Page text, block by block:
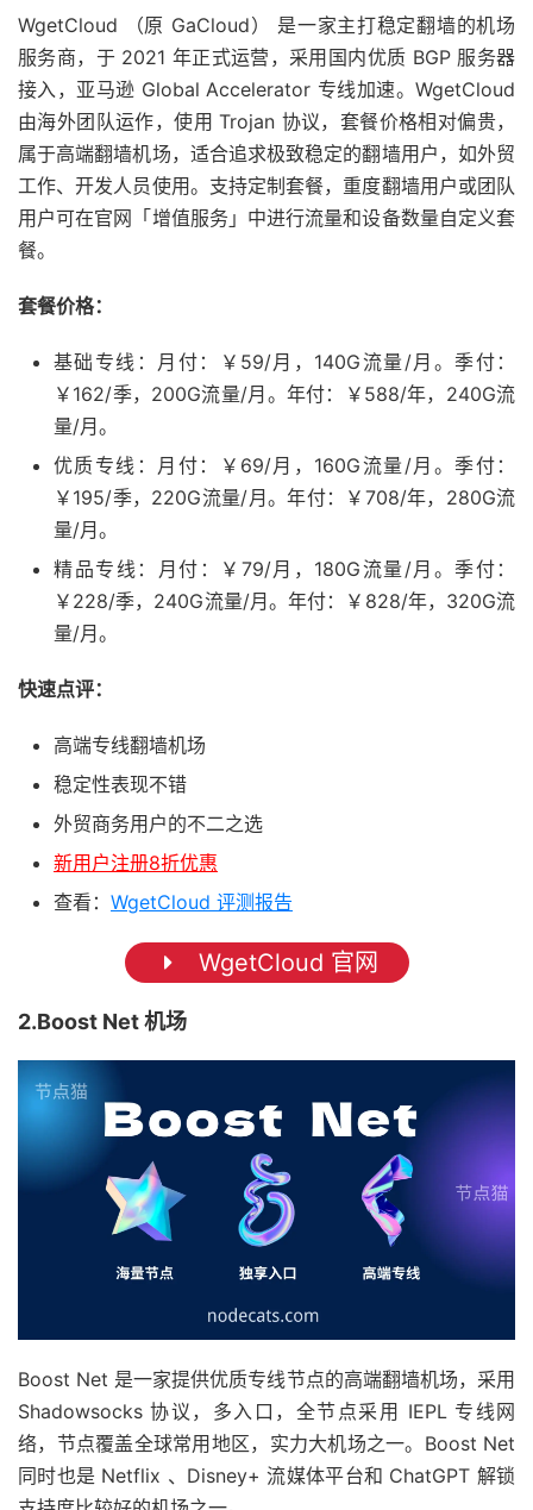
WgetCloud （原 GaCloud） 是一家主打稳定翻墙的机场
服务商，于 2021 年正式运营，采用国内优质 BGP 服务器
接入，亚马逊 Global Accelerator 专线加速。WgetCloud
由海外团队运作，使用 Trojan 协议，套餐价格相对偏贵，
属于高端翻墙机场，适合追求极致稳定的翻墙用户，如外贸
工作、开发人员使用。支持定制套餐，重度翻墙用户或团队
用户可在官网「增值服务」中进行流量和设备数量自定义套
餐。
套餐价格：
基础专线：月付：￥59/月，140G流量/月。季付：
￥162/季，200G流量/月。年付：￥588/年，240G流
量/月。
优质专线：月付：￥69/月，160G流量/月。季付：
￥195/季，220G流量/月。年付：￥708/年，280G流
量/月。
精品专线：月付：￥79/月，180G流量/月。季付：
￥228/季，240G流量/月。年付：￥828/年，320G流
量/月。
快速点评：
高端专线翻墙机场
稳定性表现不错
外贸商务用户的不二之选
新用户注册8折优惠
查看： WgetCloud 评测报告
WgetCloud 官网
2.Boost Net 机场
Boost Net 是一家提供优质专线节点的高端翻墙机场，采用
Shadowsocks 协议，多入口，全节点采用 IEPL 专线网
络，节点覆盖全球常用地区，实力大机场之一。Boost Net
同时也是 Netflix 、Disney+ 流媒体平台和 ChatGPT 解锁